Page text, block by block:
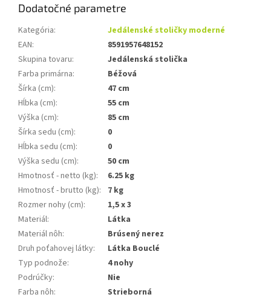
Dodatočné parametre
Kategória:
Jedálenské stoličky moderné
EAN:
8591957648152
Skupina tovaru:
Jedálenská stolička
Farba primárna:
Béžová
Šírka (cm):
47 cm
Hĺbka (cm):
55 cm
Výška (cm):
85 cm
Šírka sedu (cm):
0
Hĺbka sedu (cm):
0
Výška sedu (cm):
50 cm
Hmotnosť - netto (kg):
6.25 kg
Hmotnosť - brutto (kg):
7 kg
Rozmer nohy (cm):
1,5 x 3
Materiál:
Látka
Materiál nôh:
Brúsený nerez
Druh poťahovej látky:
Látka Bouclé
Typ podnože:
4 nohy
Podrúčky:
Nie
Farba nôh:
Strieborná